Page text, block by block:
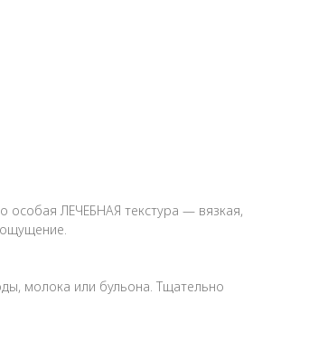
особая ЛЕЧЕБНАЯ текстура — вязкая,
молока или бульона. Тщательно